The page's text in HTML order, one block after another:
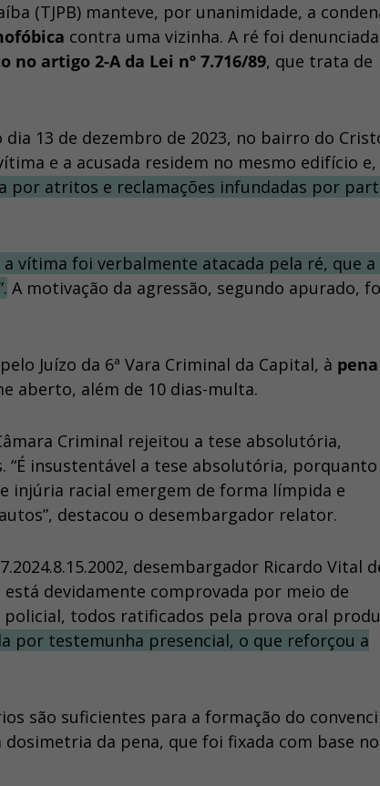
(TJPB) manteve, por unanimidade, a
contra uma vizinha. A ré foi
no artigo 2-A da Lei nº 7.716/89, que trata de
13 de dezembro de 2023, no bairro do
e a acusada residem no mesmo edifício e,
por atritos e reclamações infundadas por
vítima foi verbalmente atacada pela ré, que
A motivação da agressão, segundo apurado,
Juízo da 6ª Vara Criminal da Capital, à
aberto, além de 10 dias-multa.
Criminal rejeitou a tese absolutória,
insustentável a tese absolutória, porquanto
injúria racial emergem de forma límpida e
destacou o desembargador relator.
desembargador Ricardo Vital
devidamente comprovada por meio de
todos ratificados pela prova oral
por testemunha presencial, o que reforçou a
são suficientes para a formação do
da pena, que foi fixada com base